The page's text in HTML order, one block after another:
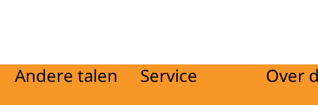
Andere talen Service Over